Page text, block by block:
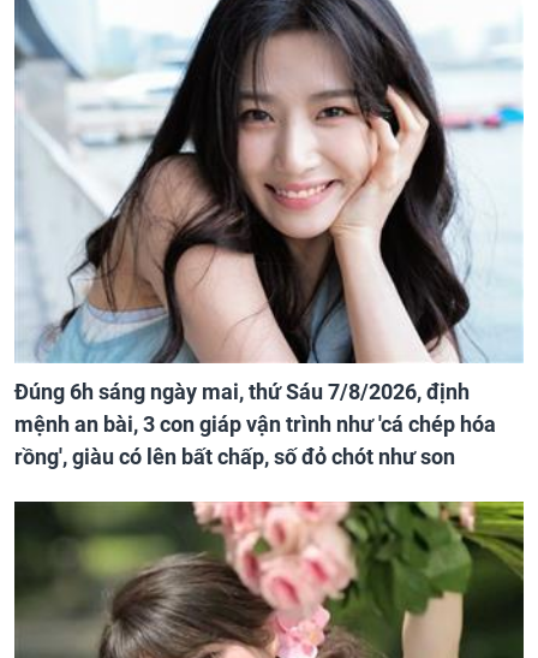
Đúng 6h sáng ngày mai, thứ Sáu 7/8/2026, định
mệnh an bài, 3 con giáp vận trình như 'cá chép hóa
rồng', giàu có lên bất chấp, số đỏ chót như son